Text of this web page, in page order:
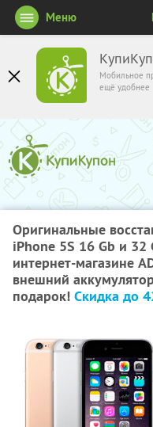
Мобильное
ещё удобнее
Меню
Оригинальные
iPhone 5S 16 Gb и 32
интернет-магазине
внешний
подарок! Скидка до